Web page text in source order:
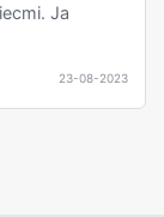
Ja
23-08-2023